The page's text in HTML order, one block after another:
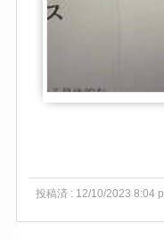
投稿済 : 12/10/2023 8:04